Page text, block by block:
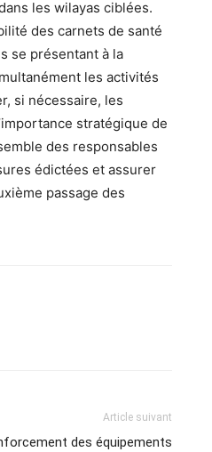
les wilayas ciblées.
des carnets de santé
se présentant à la
les activités
si nécessaire, les
stratégique de
des responsables
édictées et assurer
passage des
Article suivant
des équipements